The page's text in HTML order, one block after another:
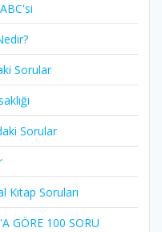
Sorular
Sorular
Kitap Soruları
GÖRE 100 SORU